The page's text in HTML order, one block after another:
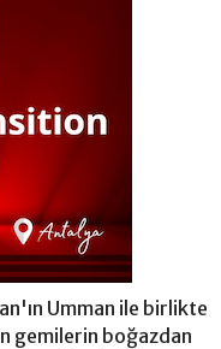
Umman ile birlikte
gemilerin boğazdan